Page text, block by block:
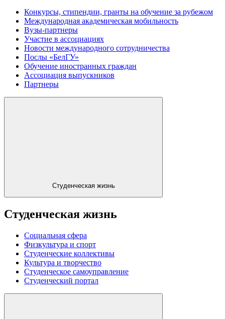
Конкурсы, стипендии, гранты на обучение за рубежом
Международная академическая мобильность
Вузы-партнеры
Участие в ассоциациях
Новости международного сотрудничества
Послы «БелГУ»
Обучение иностранных граждан
Ассоциация выпускников
Партнеры
Студенческая жизнь
Студенческая жизнь
Социальная сфера
Физкультура и спорт
Студенческие коллективы
Культура и творчество
Студенческое самоуправление
Студенческий портал